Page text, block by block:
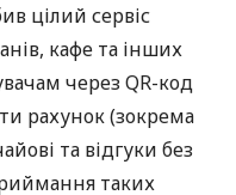
цілий сервіс
кафе та інших
через QR-код
рахунок (зокрема
та відгуки без
таких